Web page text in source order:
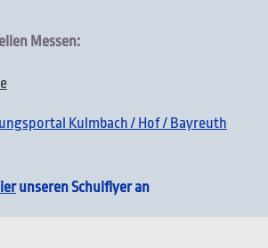
Messen:
Kulmbach / Hof / Bayreuth
unseren Schulflyer an